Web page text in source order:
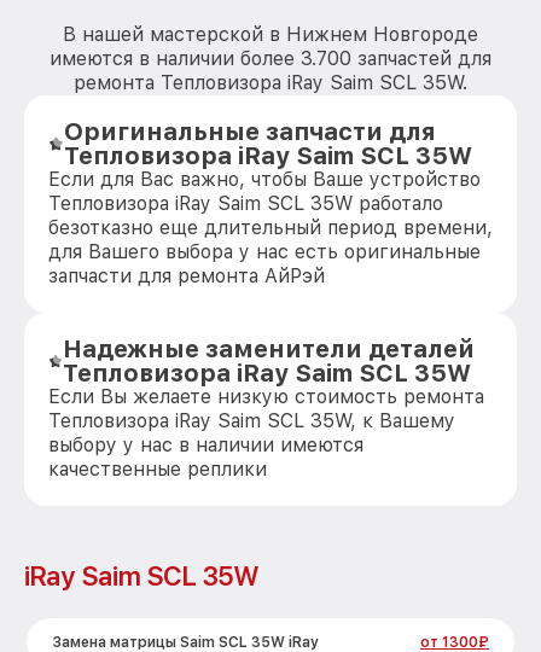
В нашей мастерской в Нижнем Новгороде
имеются в наличии более 3.700 запчастей для
ремонта Тепловизора iRay Saim SCL 35W.
Оригинальные запчасти для
Тепловизора iRay Saim SCL 35W
Если для Вас важно, чтобы Ваше устройство
Тепловизора iRay Saim SCL 35W работало
безотказно еще длительный период времени,
для Вашего выбора у нас есть оригинальные
запчасти для ремонта АйРэй
Надежные заменители деталей
Тепловизора iRay Saim SCL 35W
Если Вы желаете низкую стоимость ремонта
Тепловизора iRay Saim SCL 35W, к Вашему
выбору у нас в наличии имеются
качественные реплики
iRay Saim SCL 35W
Замена матрицы Saim SCL 35W iRay от 1300₽